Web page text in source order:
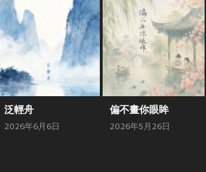
泛輕舟
2026年6月6日
偏不畫你眼眸
2026年5月26日